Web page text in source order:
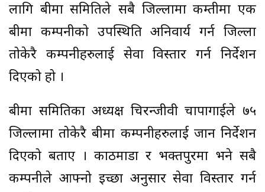
लागि बीमा समितिले सबै जिल्लामा कम्तीमा एक
बीमा कम्पनीको उपस्थिति अनिवार्य गर्न जिल्ला
तोकेरै कम्पनीहरुलाई सेवा विस्तार गर्न निर्देशन
दिएको हो ।
बीमा समितिका अध्यक्ष चिरन्जीवी चापागाईले ७५
जिल्लामा तोकेरै बीमा कम्पनीहरुलाई जान निर्देशन
दिएको बताए । काठमाडौं र भक्तपुरमा भने सबै
कम्पनीले आफ्नो इच्छा अनुसार सेवा विस्तार गर्न